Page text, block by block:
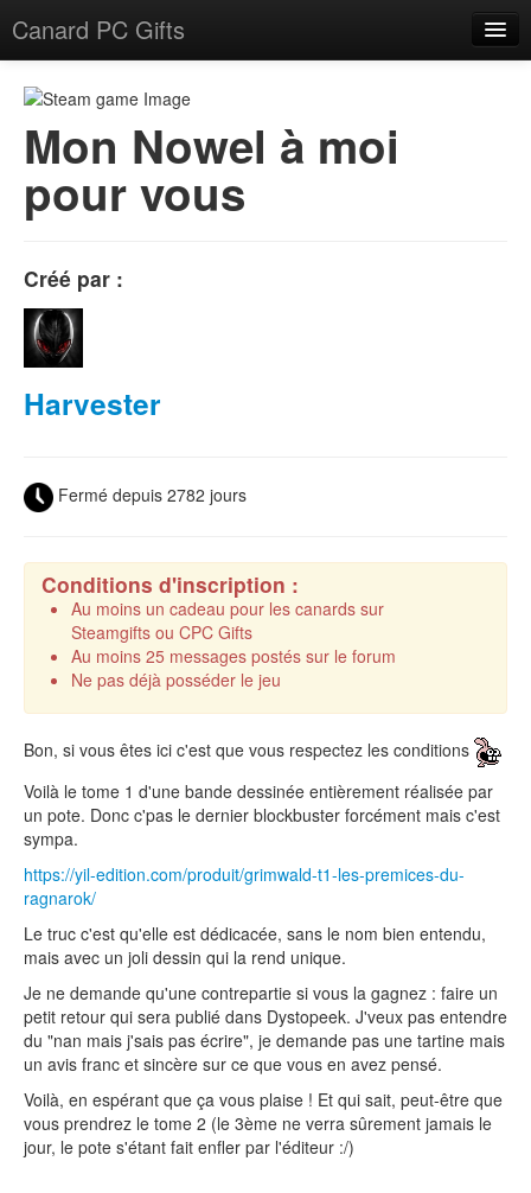
Canard PC Gifts
Mon Nowel à moi
pour vous
Créé par :
Harvester
Fermé depuis 2782 jours
Conditions d'inscription :
Au moins un cadeau pour les canards sur
Steamgifts ou CPC Gifts
Au moins 25 messages postés sur le forum
Ne pas déjà posséder le jeu
Bon, si vous êtes ici c'est que vous respectez les conditions
Voilà le tome 1 d'une bande dessinée entièrement réalisée par
un pote. Donc c'pas le dernier blockbuster forcément mais c'est
sympa.
https://yil-edition.com/produit/grimwald-t1-les-premices-du-
ragnarok/
Le truc c'est qu'elle est dédicacée, sans le nom bien entendu,
mais avec un joli dessin qui la rend unique.
Je ne demande qu'une contrepartie si vous la gagnez : faire un
petit retour qui sera publié dans Dystopeek. J'veux pas entendre
du "nan mais j'sais pas écrire", je demande pas une tartine mais
un avis franc et sincère sur ce que vous en avez pensé.
Voilà, en espérant que ça vous plaise ! Et qui sait, peut-être que
vous prendrez le tome 2 (le 3ème ne verra sûrement jamais le
jour, le pote s'étant fait enfler par l'éditeur :/)